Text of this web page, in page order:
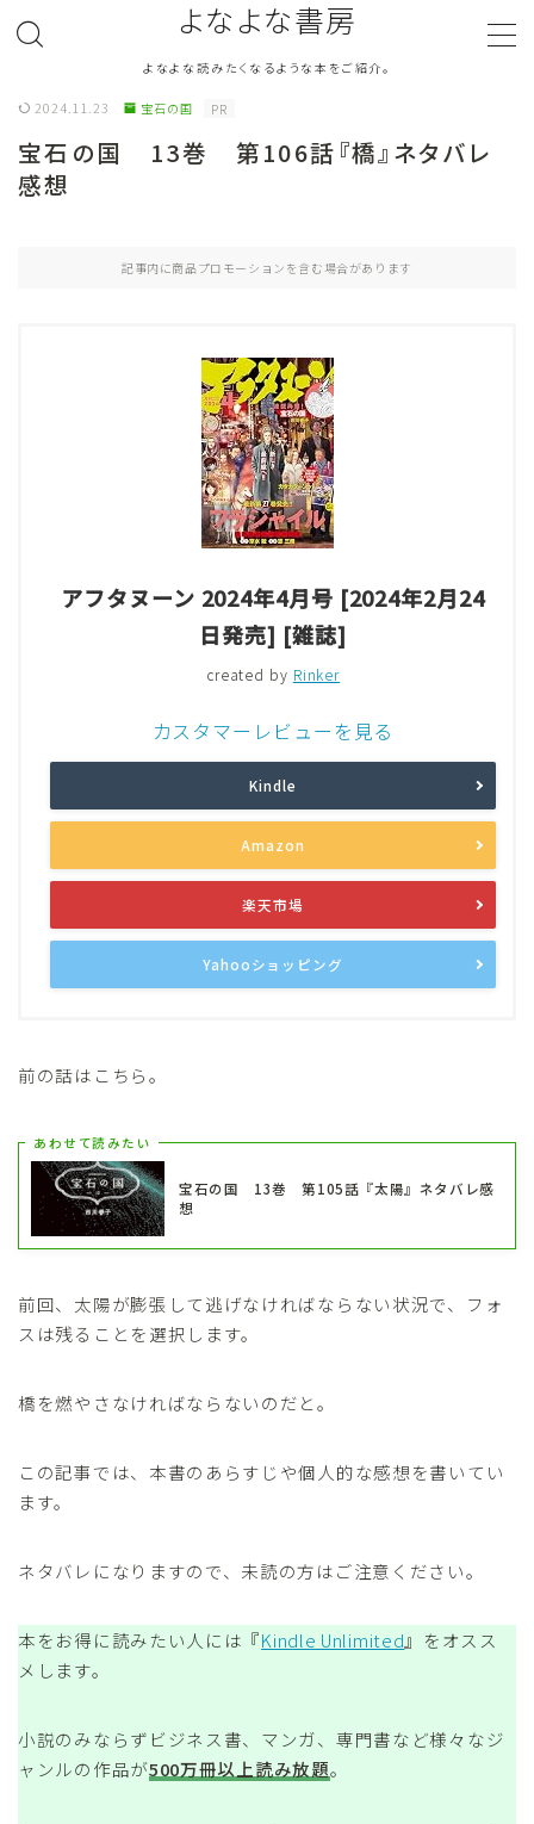
よなよな書房
よなよな読みたくなるような本をご紹介。
ジャンル Genre
Evaluation
読書をより楽しむ Good Reading
2024.11.23 宝石の国 PR
宝石の国 13巻 第106話『橋』ネタバレ
感想
記事内に商品プロモーションを含む場合があります
アフタヌーン 2024年4月号 [2024年2月24
日発売] [雑誌]
created by Rinker
カスタマーレビューを見る
Kindle
Amazon
楽天市場
Yahooショッピング
前の話はこちら。
あわせて読みたい
宝石の国 13巻 第105話『太陽』ネタバレ感
想
前回、太陽が膨張して逃げなければならない状況で、フォ
スは残ることを選択します。
橋を燃やさなければならないのだと。
この記事では、本書のあらすじや個人的な感想を書いてい
ます。
ネタバレになりますので、未読の方はご注意ください。
本をお得に読みたい人には『Kindle Unlimited』をオスス
メします。
小説のみならずビジネス書、マンガ、専門書など様々なジ
ャンルの作品が500万冊以上読み放題。